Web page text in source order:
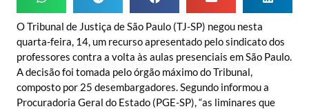
O Tribunal de Justiça de São Paulo (TJ-SP) negou nesta
quarta-feira, 14, um recurso apresentado pelo sindicato dos
professores contra a volta às aulas presenciais em São Paulo.
A decisão foi tomada pelo órgão máximo do Tribunal,
composto por 25 desembargadores. Segundo informou a
Procuradoria Geral do Estado (PGE-SP), “as liminares que